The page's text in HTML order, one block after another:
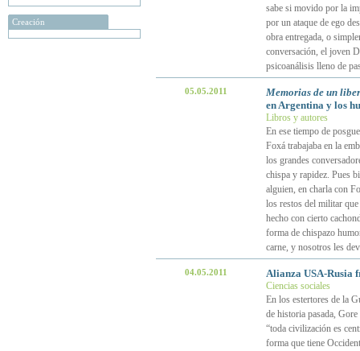
Creación
sabe si movido por la
por un ataque de ego
obra entregada, o
conversación, el joven
psicoanálisis lleno de
05.05.2011
Memorias de un
en Argentina y los
Libros y autores
En ese tiempo de
Foxá trabajaba en la
los grandes
chispa y rapidez. Pues
alguien, en charla con
los restos del militar
hecho con cierto
forma de chispazo
carne, y nosotros les
04.05.2011 Alianza USA-Rusia
Ciencias sociales
En los estertores de la
de historia pasada,
“toda civilización es
forma que tiene